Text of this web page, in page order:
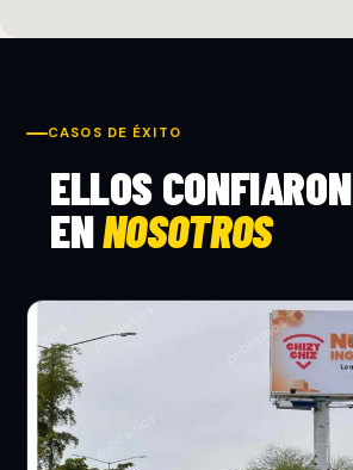
CASOS DE ÉXITO
ELLOS CONFIARON
ENNOSOTROS